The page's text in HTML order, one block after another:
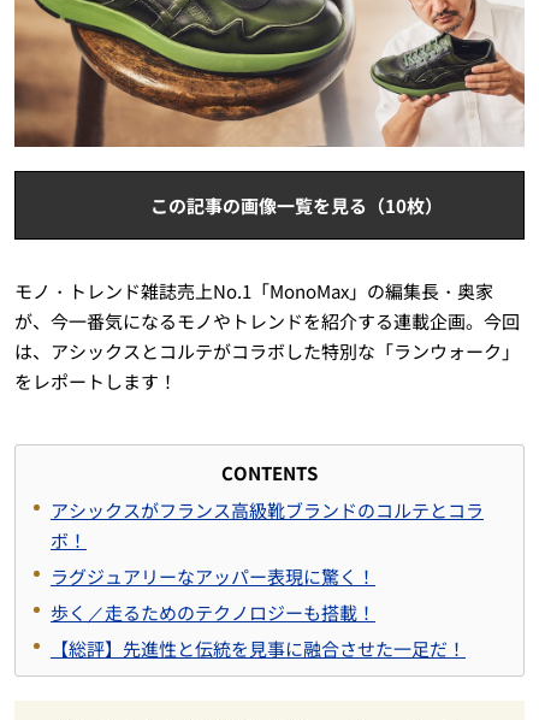
この記事の画像一覧を見る（10枚）
モノ・トレンド雑誌売上No.1「MonoMax」の編集長・奥家
が、今一番気になるモノやトレンドを紹介する連載企画。今回
は、アシックスとコルテがコラボした特別な「ランウォーク」
をレポートします！
CONTENTS
アシックスがフランス高級靴ブランドのコルテとコラ
ボ！
ラグジュアリーなアッパー表現に驚く！
歩く／走るためのテクノロジーも搭載！
【総評】先進性と伝統を見事に融合させた一足だ！